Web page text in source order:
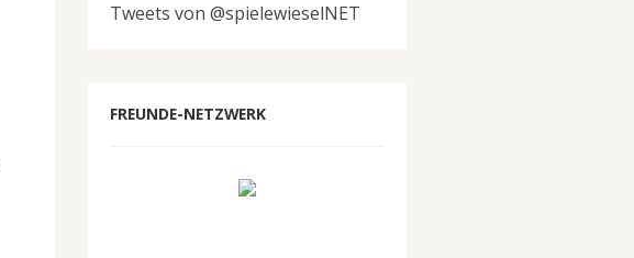
Tweets von @spielewieselNET
FREUNDE-NETZWERK